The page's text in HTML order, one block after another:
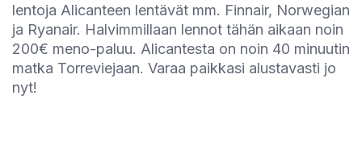
lentoja Alicanteen lentävät mm. Finnair, Norwegian
ja Ryanair. Halvimmillaan lennot tähän aikaan noin
200€ meno-paluu. Alicantesta on noin 40 minuutin
matka Torreviejaan. Varaa paikkasi alustavasti jo
nyt!